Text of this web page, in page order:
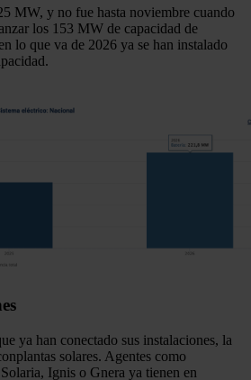
MW, y no fue hasta noviembre cuando
los 153 MW de capacidad de
lo que va de 2026 ya se han instalado
ya han conectado sus instalaciones, la
solares. Agentes como
Ignis o Gnera ya tienen en